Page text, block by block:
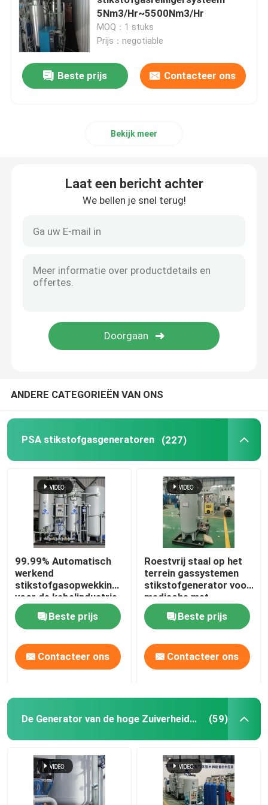
Membraan Stikstof Generator
PSA medische zuurstofgenerator
Industriële gasdroger
Methanol Cracker
Modulaire stikstofgenerator
Modulaire Zuurstofgenerator
5Nm3/Hr~5500Nm3/Hr
MOQ：1 stuks
Prijs：negotiable
Beste prijs Contacteer ons
Bekijk meer
Laat een bericht achter
We bellen je snel terug!
ANDERE CATEGORIEËN VAN ONS
PSA stikstofgasgeneratoren (227)
99.99% Automatisch
werkend
stikstofgasopwekkingssysteem
voor de kabelindustrie
Beste prijs
Contacteer ons
Roestvrij staal op het
terrein gassystemen
stikstofgenerator voor
medische met
sterilisator
Beste prijs
Contacteer ons
De Generator van de hoge Zuiverheidsstikstof (59)